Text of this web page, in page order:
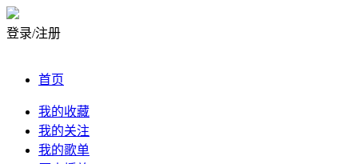
登录/注册
首页
我的收藏
我的关注
我的歌单